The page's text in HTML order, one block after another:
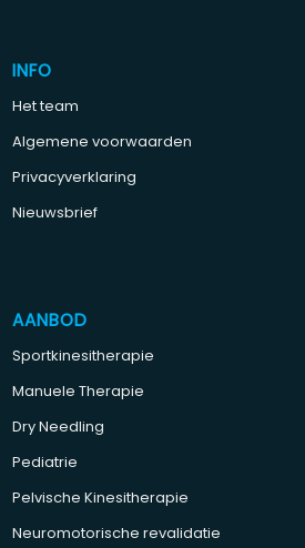
INFO
Het team
Algemene voorwaarden
Privacyverklaring
Nieuwsbrief
AANBOD
Sportkinesitherapie
Manuele Therapie
Dry Needling
Pediatrie
Pelvische Kinesitherapie
Neuromotorische revalidatie